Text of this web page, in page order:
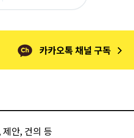
안, 건의 등